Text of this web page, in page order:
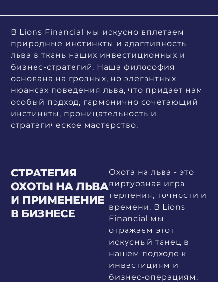
В Lions Financial мы искусно вплетаем
природные инстинкты и адаптивность
льва в ткань наших инвестиционных и
бизнес-стратегий. Наша философия
основана на грозных, но элегантных
нюансах поведения льва, что придает нам
особый подход, гармонично сочетающий
инстинкты, проницательность и
стратегическое мастерство.
СТРАТЕГИЯ
ОХОТЫ НА ЛЬВА
И ПРИМЕНЕНИЕ
В БИЗНЕСЕ
Охота на льва - это
виртуозная игра
терпения, точности и
времени. В Lions
Financial мы
отражаем этот
искусный танец в
нашем подходе к
инвестициям и
бизнес-операциям.